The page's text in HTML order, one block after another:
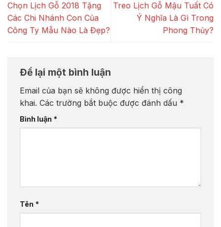
Chọn Lịch Gỗ 2018 Tặng
Các Chi Nhánh Con Của
Công Ty Mẫu Nào Là Đẹp?
Treo Lịch Gỗ Mậu Tuất Có
Ý Nghĩa Là Gì Trong
Phong Thủy?
Để lại một bình luận
Email của bạn sẽ không được hiển thị công
khai. Các trường bắt buộc được đánh dấu *
Bình luận *
Tên *